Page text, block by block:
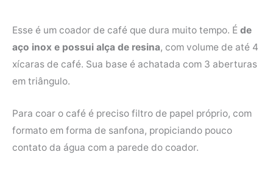
Esse é um coador de café que dura muito tempo. É de
aço inox e possui alça de resina, com volume de até 4
xícaras de café. Sua base é achatada com 3 aberturas
em triângulo.
Para coar o café é preciso filtro de papel próprio, com
formato em forma de sanfona, propiciando pouco
contato da água com a parede do coador.